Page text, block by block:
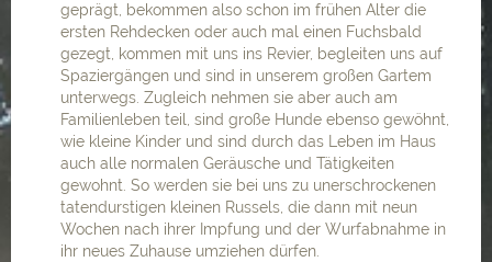
geprägt, bekommen also schon im frühen Alter die
ersten Rehdecken oder auch mal einen Fuchsbald
gezegt, kommen mit uns ins Revier, begleiten uns auf
Spaziergängen und sind in unserem großen Gartem
unterwegs. Zugleich nehmen sie aber auch am
Familienleben teil, sind große Hunde ebenso gewöhnt,
wie kleine Kinder und sind durch das Leben im Haus
auch alle normalen Geräusche und Tätigkeiten
gewohnt. So werden sie bei uns zu unerschrockenen
tatendurstigen kleinen Russels, die dann mit neun
Wochen nach ihrer Impfung und der Wurfabnahme in
ihr neues Zuhause umziehen dürfen.